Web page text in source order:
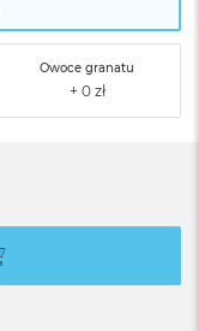
Owoce granatu